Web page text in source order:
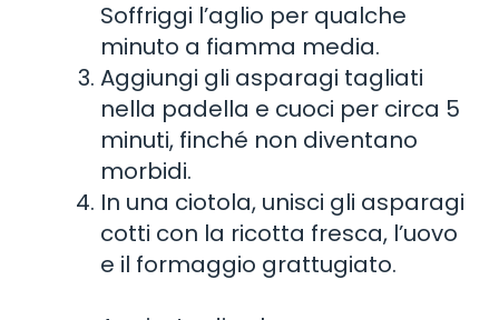
Soffriggi l’aglio per qualche
minuto a fiamma media.
Aggiungi gli asparagi tagliati
nella padella e cuoci per circa 5
minuti, finché non diventano
morbidi.
In una ciotola, unisci gli asparagi
cotti con la ricotta fresca, l’uovo
e il formaggio grattugiato.